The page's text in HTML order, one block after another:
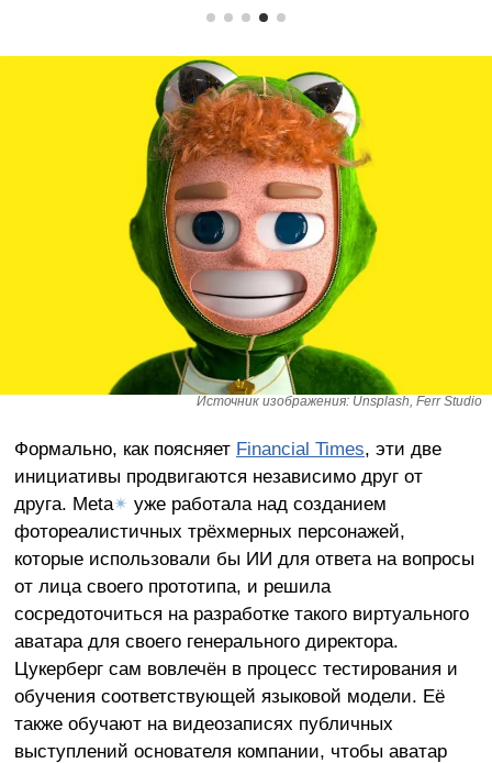
Источник изображения: Unsplash, Ferr Studio
Формально, как поясняет Financial Times, эти две
инициативы продвигаются независимо друг от
друга. Meta✴ уже работала над созданием
фотореалистичных трёхмерных персонажей,
которые использовали бы ИИ для ответа на вопросы
от лица своего прототипа, и решила
сосредоточиться на разработке такого виртуального
аватара для своего генерального директора.
Цукерберг сам вовлечён в процесс тестирования и
обучения соответствующей языковой модели. Её
также обучают на видеозаписях публичных
выступлений основателя компании, чтобы аватар